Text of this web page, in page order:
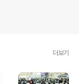
더보기